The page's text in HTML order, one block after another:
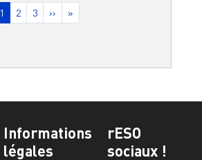
Page courante
1 Page
2 Page
3 Page suivante
›› Dernière page
»
Informations
légales
rESO
sociaux !